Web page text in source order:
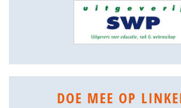
DOE MEE OP